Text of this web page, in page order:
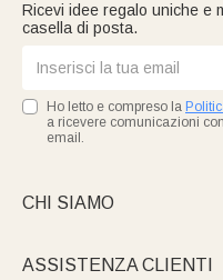
Ricevi idee regalo uniche e
casella di posta.
Ho letto e compreso la
a ricevere comunicazioni
email.
CHI SIAMO
ASSISTENZA CLIENTI